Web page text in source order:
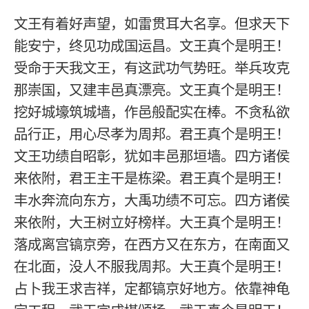
文王有着好声望，如雷贯耳大名享。但求天下
能安宁，终见功成国运昌。文王真个是明王！
受命于天我文王，有这武功气势旺。举兵攻克
那崇国，又建丰邑真漂亮。文王真个是明王！
挖好城壕筑城墙，作邑般配实在棒。不贪私欲
品行正，用心尽孝为周邦。君王真个是明王！
文王功绩自昭彰，犹如丰邑那垣墙。四方诸侯
来依附，君王主干是栋梁。君王真个是明王！
丰水奔流向东方，大禹功绩不可忘。四方诸侯
来依附，大王树立好榜样。大王真个是明王！
落成离宫镐京旁，在西方又在东方，在南面又
在北面，没人不服我周邦。大王真个是明王！
占卜我王求吉祥，定都镐京好地方。依靠神龟